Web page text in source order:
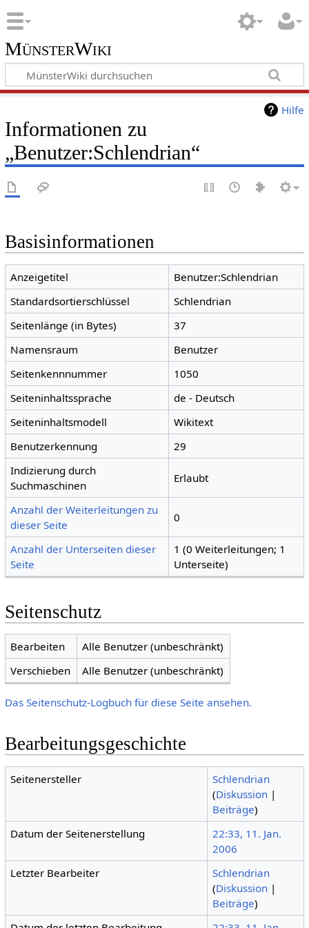
MünsterWiki
Hilfe
Informationen zu
„Benutzer:Schlendrian“
Basisinformationen
Anzeigetitel
Benutzer:Schlendrian
Standardsortierschlüssel
Schlendrian
Seitenlänge (in Bytes)
37
Namensraum
Benutzer
Seitenkennnummer
1050
Seiteninhaltssprache
de - Deutsch
Seiteninhaltsmodell
Wikitext
Benutzerkennung
29
Indizierung durch
Suchmaschinen
Erlaubt
Anzahl der Weiterleitungen zu
dieser Seite
0
Anzahl der Unterseiten dieser
Seite
1 (0 Weiterleitungen; 1
Unterseite)
Seitenschutz
Bearbeiten
Alle Benutzer (unbeschränkt)
Verschieben
Alle Benutzer (unbeschränkt)
Das Seitenschutz-Logbuch für diese Seite ansehen.
Bearbeitungsgeschichte
Seitenersteller
Schlendrian
(Diskussion |
Beiträge)
Datum der Seitenerstellung
22:33, 11. Jan.
2006
Letzter Bearbeiter
Schlendrian
(Diskussion |
Beiträge)